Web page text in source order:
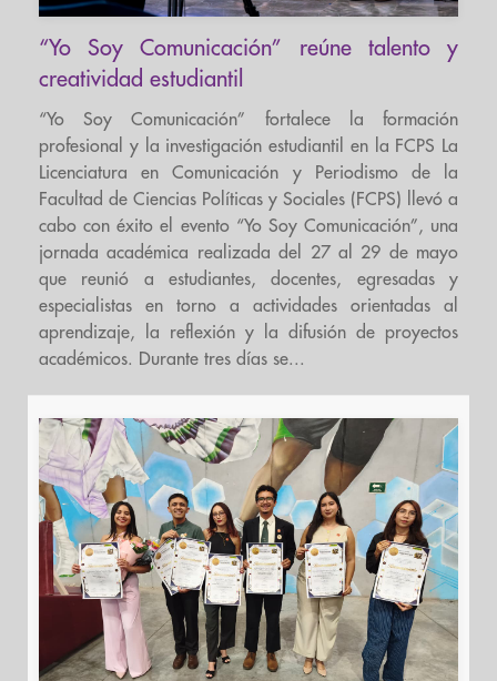
“Yo Soy Comunicación” reúne talento y
creatividad estudiantil
“Yo Soy Comunicación” fortalece la formación
profesional y la investigación estudiantil en la FCPS La
Licenciatura en Comunicación y Periodismo de la
Facultad de Ciencias Políticas y Sociales (FCPS) llevó a
cabo con éxito el evento “Yo Soy Comunicación”, una
jornada académica realizada del 27 al 29 de mayo
que reunió a estudiantes, docentes, egresadas y
especialistas en torno a actividades orientadas al
aprendizaje, la reflexión y la difusión de proyectos
académicos. Durante tres días se...